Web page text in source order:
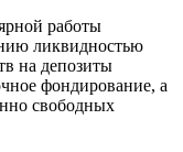
работы
ликвидностью
на депозиты
фондирование, а
свободных